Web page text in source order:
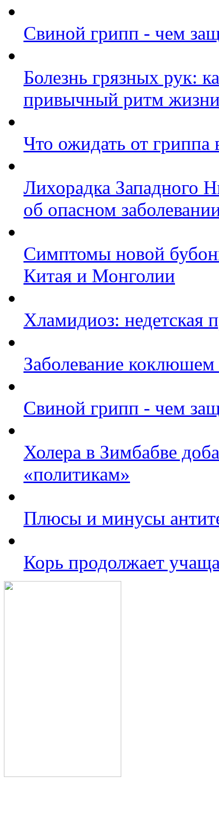
Свиной грипп - чем
Болезнь грязных рук:
привычный ритм
Что ожидать от гриппа
Лихорадка Западного
об опасном
Симптомы новой
Китая и Монголии
Хламидиоз: недетская
Заболевание
Свиной грипп - чем
Холера в Зимбабве
«политикам»
Плюсы и минусы
Корь продолжает